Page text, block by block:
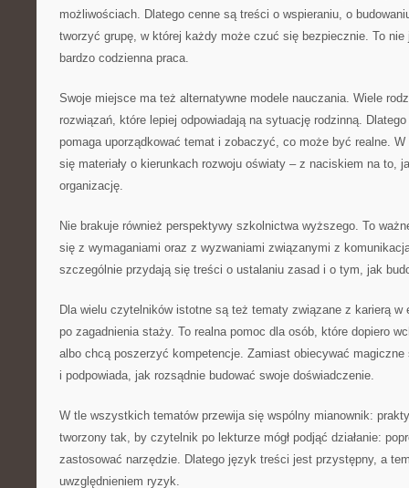
możliwościach. Dlatego cenne są treści o wspieraniu, o
tworzyć grupę, w której każdy może czuć się bezpiecznie. To
bardzo codzienna praca.
Swoje miejsce ma też alternatywne modele nauczania. Wiele
rozwiązań, które lepiej odpowiadają na sytuację rodzinną.
pomaga uporządkować temat i zobaczyć, co może być realne. W
się materiały o kierunkach rozwoju oświaty – z naciskiem na to,
organizację.
Nie brakuje również perspektywy szkolnictwa wyższego. To
się z wymaganiami oraz z wyzwaniami związanymi z
szczególnie przydają się treści o ustalaniu zasad i o tym, jak
Dla wielu czytelników istotne są też tematy związane z karierą w
po zagadnienia staży. To realna pomoc dla osób, które dopiero
albo chcą poszerzyć kompetencje. Zamiast obiecywać
i podpowiada, jak rozsądnie budować swoje doświadczenie.
W tle wszystkich tematów przewija się wspólny mianownik:
tworzony tak, by czytelnik po lekturze mógł podjąć działanie:
zastosować narzędzie. Dlatego język treści jest przystępny, a
uwzględnieniem ryzyk.